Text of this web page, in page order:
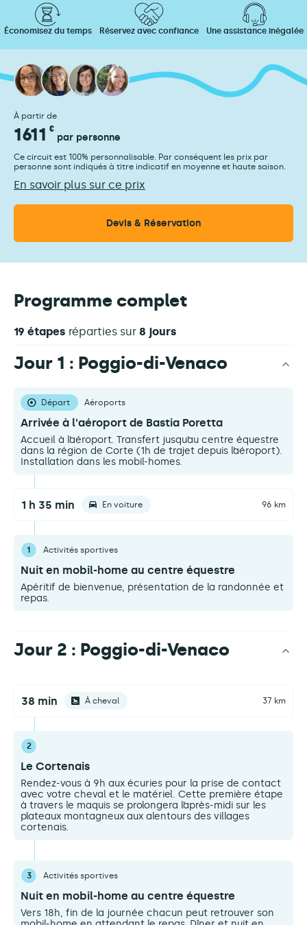
Économisez du temps Réservez avec confiance Une assistance inégalée
À partir de
1611 €
par personne
Ce circuit est 100% personnalisable. Par conséquent les prix par
personne sont indiqués à titre indicatif en moyenne et haute saison.
En savoir plus sur ce prix
Devis & Réservation
Programme complet
19 étapes réparties sur 8 jours
Jour 1 : Poggio-di-Venaco
Départ Aéroports
Arrivée à l'aéroport de Bastia Poretta
Accueil à l’aéroport. Transfert jusqu’au centre équestre
dans la région de Corte (1h de trajet depuis l’aéroport).
Installation dans les mobil-homes.
1 h 35 min En voiture 96 km
1 Activités sportives
Nuit en mobil-home au centre équestre
Apéritif de bienvenue, présentation de la randonnée et
repas.
Jour 2 : Poggio-di-Venaco
38 min À cheval 37 km
2
Le Cortenais
Rendez-vous à 9h aux écuries pour la prise de contact
avec votre cheval et le matériel. Cette première étape
à travers le maquis se prolongera l’après-midi sur les
plateaux montagneux aux alentours des villages
cortenais.
3 Activités sportives
Nuit en mobil-home au centre équestre
Vers 18h, fin de la journée chacun peut retrouver son